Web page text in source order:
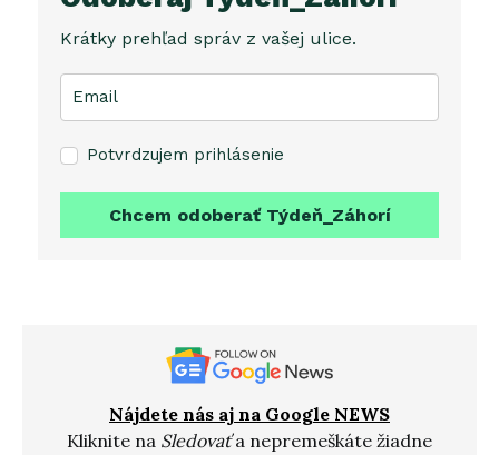
Krátky prehľad správ z vašej ulice.
Potvrdzujem prihlásenie
Chcem odoberať Týdeň_Záhorí
Nájdete nás aj na Google NEWS
Kliknite na Sledovaťa nepremeškáte žiadne